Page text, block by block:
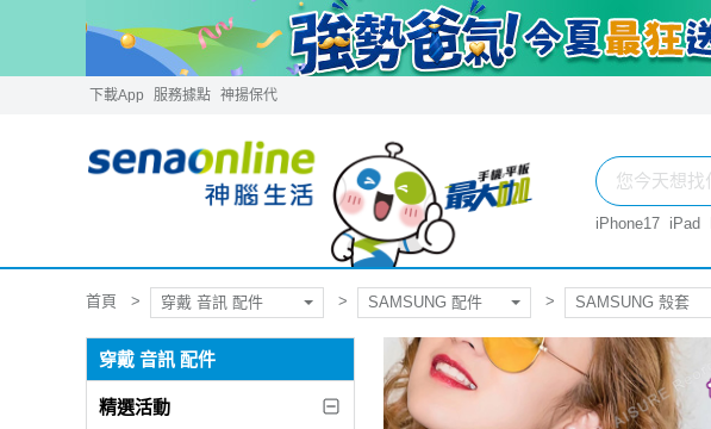
下載App 服務據點 神揚保代
iPhone17 iPad
首頁 穿戴 音訊 配件 SAMSUNG 配件 SAMSUNG 殼套
穿戴 音訊 配件
精選活動